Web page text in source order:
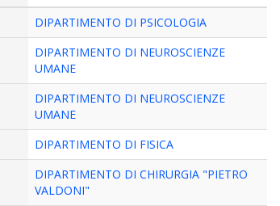
DIPARTIMENTO DI PSICOLOGIA
DIPARTIMENTO DI NEUROSCIENZE
UMANE
DIPARTIMENTO DI NEUROSCIENZE
UMANE
DIPARTIMENTO DI FISICA
DIPARTIMENTO DI CHIRURGIA "PIETRO
VALDONI"